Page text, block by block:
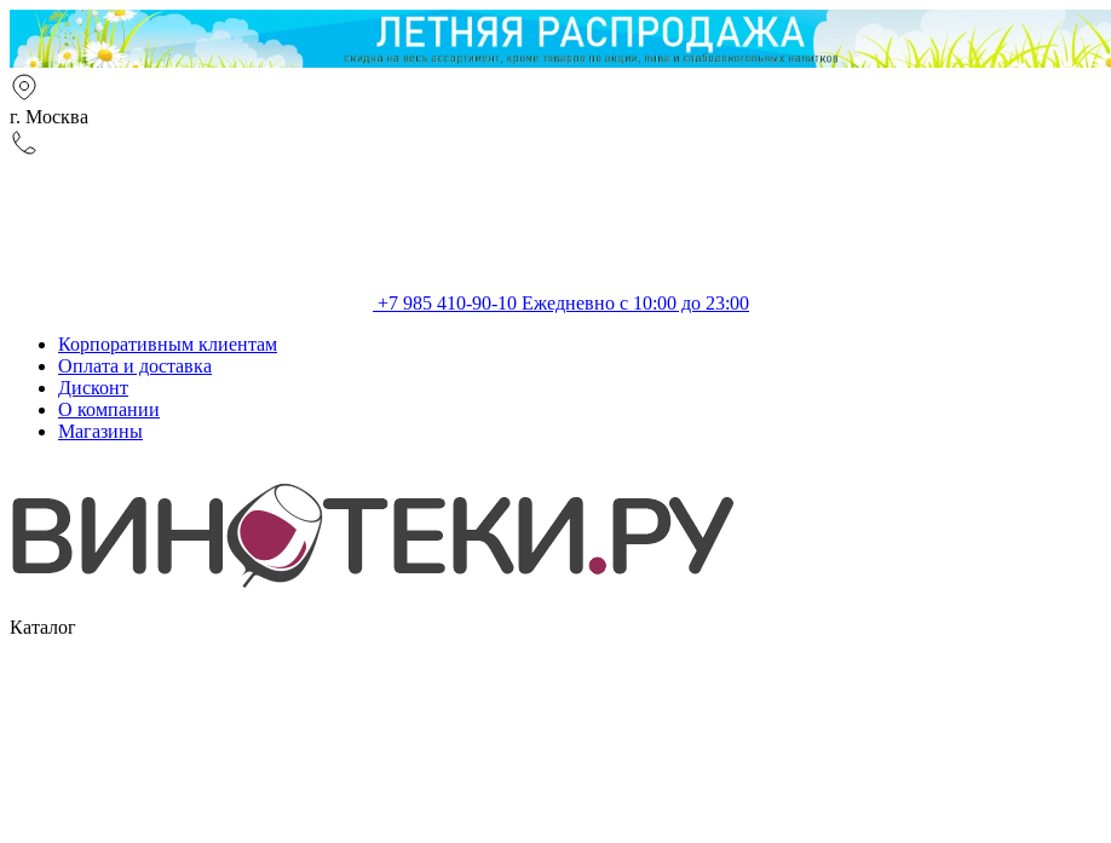
г. Москва
+7 985 410-90-10 Ежедневно с 10:00 до 23:00
Корпоративным клиентам
Оплата и доставка
Дисконт
О компании
Магазины
Каталог